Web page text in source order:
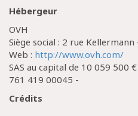
Hébergeur
OVH
Siège social : 2 rue
Web : http://www.ovh.com/
SAS au capital de 10 059 500
761 419 00045 -
Crédits